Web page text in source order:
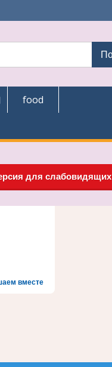
food
для слабовидящих
вместе